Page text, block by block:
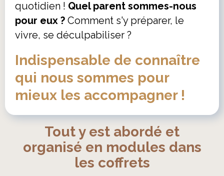
quotidien ! Quel parent sommes-nous
pour eux ? Comment s'y préparer, le
vivre, se déculpabiliser ?
Indispensable de connaître
qui nous sommes pour
mieux les accompagner !
Tout y est abordé et
organisé en modules dans
les coffrets